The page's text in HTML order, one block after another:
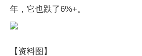
年，它也跌了6%+。
【资料图】